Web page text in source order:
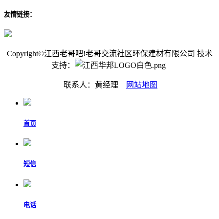
友情链接：
Copyright©江西老哥吧!老哥交流社区环保建材有限公司 技术
支持：
联系人：黄经理 网站地图
首页
短信
电话